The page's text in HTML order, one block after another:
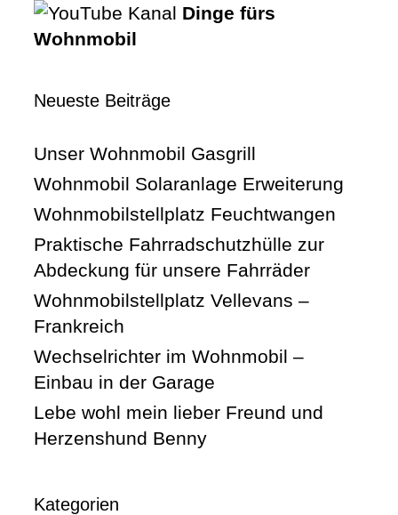
Dinge fürs
Wohnmobil
Neueste Beiträge
Unser Wohnmobil Gasgrill
Wohnmobil Solaranlage Erweiterung
Wohnmobilstellplatz Feuchtwangen
Praktische Fahrradschutzhülle zur
Abdeckung für unsere Fahrräder
Wohnmobilstellplatz Vellevans –
Frankreich
Wechselrichter im Wohnmobil –
Einbau in der Garage
Lebe wohl mein lieber Freund und
Herzenshund Benny
Kategorien